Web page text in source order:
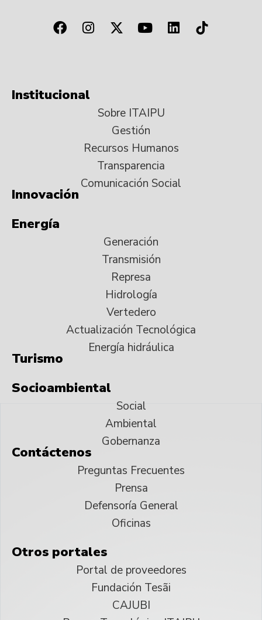
Institucional
Sobre ITAIPU
Gestión
Recursos Humanos
Transparencia
Comunicación Social
Innovación
Energía
Generación
Transmisión
Represa
Hidrología
Vertedero
Actualización Tecnológica
Energía hidráulica
Turismo
Socioambiental
Social
Ambiental
Gobernanza
Contáctenos
Preguntas Frecuentes
Prensa
Defensoría General
Oficinas
Otros portales
Portal de proveedores
Fundación Tesãi
CAJUBI